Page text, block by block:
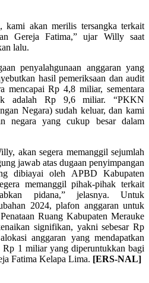
akan merilis tersangka terkait
Gereja Fatima,” ujar Willy saat
lalu.
penyalahgunaan anggaran yang
hasil pemeriksaan dan audit
mencapai Rp 4,8 miliar, sementara
adalah Rp 9,6 miliar. “PKKN
Negara) sudah keluar, dan kami
negara yang cukup besar dalam
akan segera memanggil sejumlah
jawab atas dugaan penyimpangan
dibiayai oleh APBD Kabupaten
memanggil pihak-pihak terkait
pidana,” jelasnya. Untuk
2024, plafon anggaran untuk
Ruang Kabupaten Merauke
signifikan, yakni sebesar Rp
anggaran yang mendapatkan
Rp 1 miliar yang diperuntukkan bagi
Fatima Kelapa Lima. [ERS-NAL]